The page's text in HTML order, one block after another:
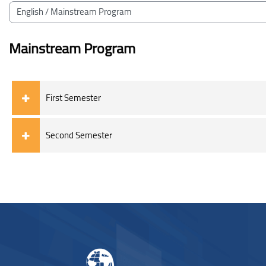
Kurs Kategorileri
Mainstream Program
First Semester
Second Semester
Bloklar